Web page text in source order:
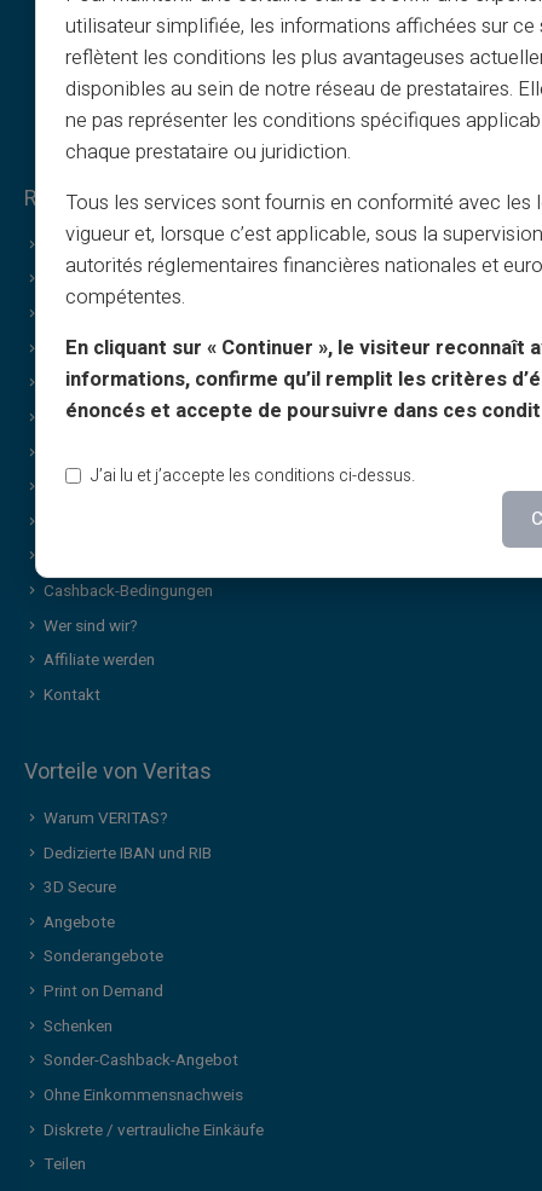
Rechtliches & Bedingungen
Allgemeine Geschäftsbedingungen
Rechtliche Hinweise
Datenschutzerklärung
Nutzungsbedingungen
Cookie-Richtlinie
FAQ
Bedingungen – Empfehlungsprogramm
Cashback-Bedingungen
Wer sind wir?
Affiliate werden
Kontakt
Vorteile von Veritas
Warum VERITAS?
Dedizierte IBAN und RIB
3D Secure
Angebote
Sonderangebote
Print on Demand
Schenken
Sonder-Cashback-Angebot
Ohne Einkommensnachweis
Diskrete / vertrauliche Einkäufe
Teilen
utilisateur simplifiée, les informations affichées sur ce
reflètent les conditions les plus avantageuses
disponibles au sein de notre réseau de prestataires.
ne pas représenter les conditions spécifiques
chaque prestataire ou juridiction.
Tous les services sont fournis en conformité avec les
vigueur et, lorsque c’est applicable, sous la
autorités réglementaires financières nationales et
compétentes.
En cliquant sur « Continuer », le visiteur reconnaît
informations, confirme qu’il remplit les critères
énoncés et accepte de poursuivre dans ces
J’ai lu et j’accepte les conditions ci-dessus.